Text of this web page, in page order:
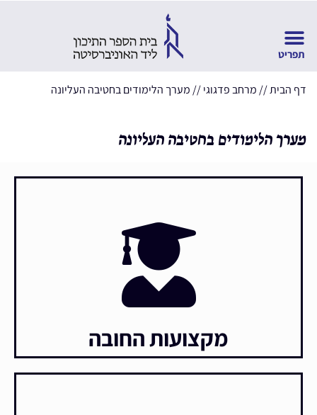
דף הבית// מרחב פדגוגי// מערך הלימודים בחטיבה העליונה
מערך הלימודים בחטיבה העליונה
מקצועות החובה